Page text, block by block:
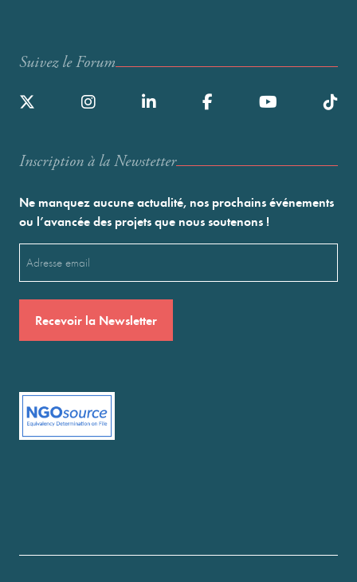
Suivez le Forum
Inscription à la Newstetter
Ne manquez aucune actualité, nos prochains événements
ou l’avancée des projets que nous soutenons !
(Nécessaire)